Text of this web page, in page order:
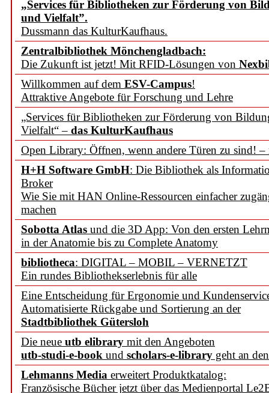
„Services für Bibliotheken zur Förderung von
und Vielfalt”.
Dussmann das KulturKaufhaus.
Zentralbibliothek Mönchengladbach:
Die Zukunft ist jetzt! Mit RFID-Lösungen von
Willkommen auf dem ESV-Campus!
Attraktive Angebote für Forschung und Lehre
„Services für Bibliotheken zur Förderung von
Vielfalt“ – das KulturKaufhaus
Open Library: Öffnen, wenn andere Türen zu sind! –
H+H Software GmbH: Die Bibliothek als
Broker
Wie Sie mit HAN Online-Ressourcen einfacher
machen
Sobotta Atlas und die 3D App: Von den ersten
in der Anatomie bis zu Complete Anatomy
bibliotheca: DIGITAL – MOBIL – VERNETZT
Ein rundes Bibliothekserlebnis für alle
Eine Entscheidung für Ergonomie und
Automatisierte Rückgabe und Sortierung an der
Stadtbibliothek Gütersloh
Die neue utb elibrary mit den Angeboten
utb-studi-e-book und scholars-e-library geht an
Lehmanns Media erweitert Produktkatalog:
Französische Bücher jetzt über das Medienportal